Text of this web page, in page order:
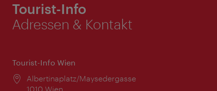
Tourist-Info
Adressen & Kontakt
Tourist-Info Wien
Ort:
Albertinaplatz/Maysedergasse
1010 Wien